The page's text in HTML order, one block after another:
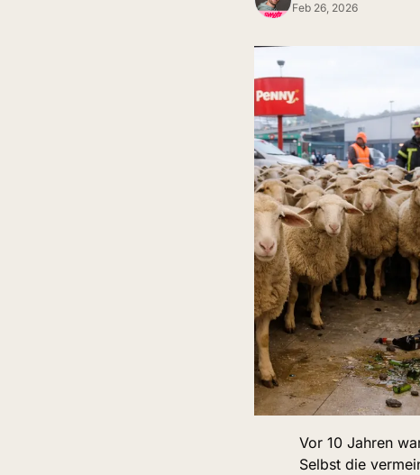
Feb 26, 2026
Vor 10 Jahren
Selbst die